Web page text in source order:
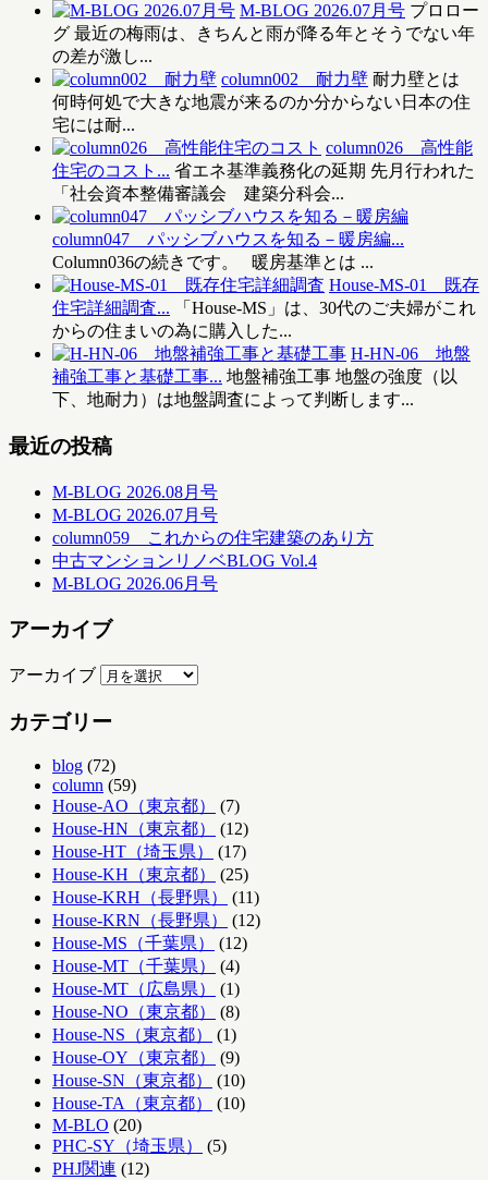
M-BLOG 2026.07月号 プロロー
グ 最近の梅雨は、きちんと雨が降る年とそうでない年
の差が激し...
column002 耐力壁 耐力壁とは
何時何処で大きな地震が来るのか分からない日本の住
宅には耐...
column026 高性能
住宅のコスト... 省エネ基準義務化の延期 先月行われた
「社会資本整備審議会 建築分科会...
column047 パッシブハウスを知る－暖房編...
Column036の続きです。 暖房基準とは ...
House-MS-01 既存
住宅詳細調査...
「House-MS」は、30代のご夫婦がこれ
からの住まいの為に購入した...
H-HN-06 地盤
補強工事と基礎工事... 地盤補強工事 地盤の強度（以
下、地耐力）は地盤調査によって判断します...
最近の投稿
M-BLOG 2026.08月号
M-BLOG 2026.07月号
column059 これからの住宅建築のあり方
中古マンションリノベBLOG Vol.4
M-BLOG 2026.06月号
アーカイブ
アーカイブ
カテゴリー
blog (72)
column (59)
House-AO（東京都）
(7)
House-HN（東京都）
(12)
House-HT（埼玉県）
(17)
House-KH（東京都）
(25)
House-KRH（長野県）
(11)
House-KRN（長野県）
(12)
House-MS（千葉県）
(12)
House-MT（千葉県）
(4)
House-MT（広島県）
(1)
House-NO（東京都）
(8)
House-NS（東京都）
(1)
House-OY（東京都）
(9)
House-SN（東京都）
(10)
House-TA（東京都）
(10)
M-BLO (20)
PHC-SY（埼玉県）
(5)
PHJ関連 (12)